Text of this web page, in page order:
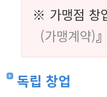
※ 가맹점 창
(가맹계약)
독립 창업